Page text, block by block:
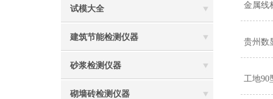
试模大全
建筑节能检测仪器
砂浆检测仪器
砌墙砖检测仪器
金属线
贵州数
工地90